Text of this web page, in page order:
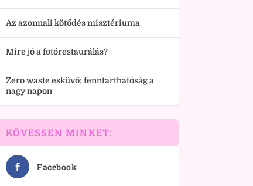
Az azonnali kötődés misztériuma
Mire jó a fotórestaurálás?
Zero waste esküvő: fenntarthatóság a
nagy napon
KÖVESSEN MINKET:
Facebook